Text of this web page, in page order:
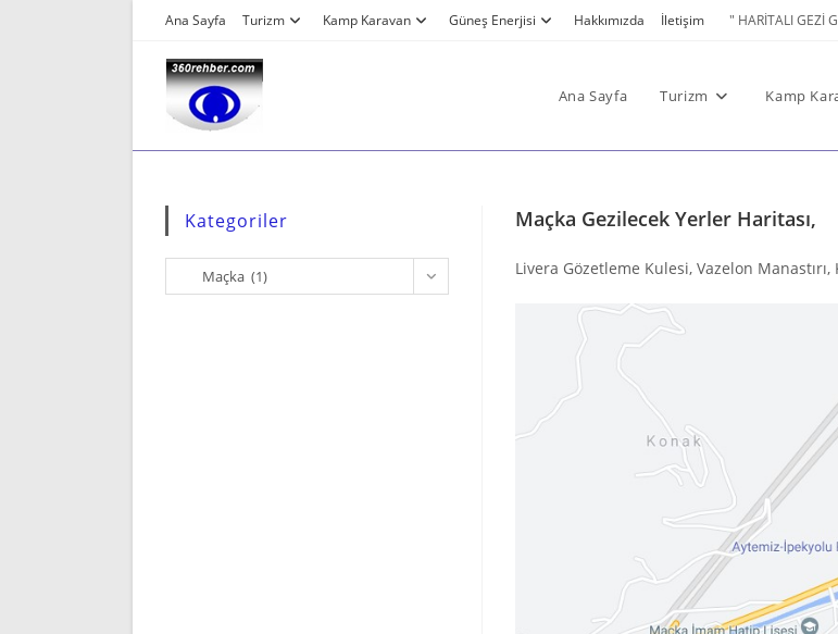
Ana Sayfa Turizm Kamp Karavan Güneş Enerjisi Hakkımızda İletişim " HARİTALI GEZİ
Ana Sayfa Turizm Kamp
Maçka Gezilecek Yerler Haritası,
Livera Gözetleme Kulesi, Vazelon
Kategoriler
Kategoriler
Maçka (1)